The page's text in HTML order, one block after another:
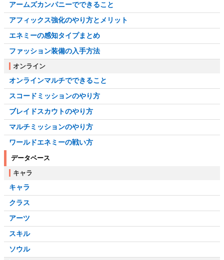
アームズカンパニーでできること
アフィックス強化のやり方とメリット
エネミーの感知タイプまとめ
ファッション装備の入手方法
オンライン
オンラインマルチでできること
スコードミッションのやり方
ブレイドスカウトのやり方
マルチミッションのやり方
ワールドエネミーの戦い方
データベース
キャラ
キャラ
クラス
アーツ
スキル
ソウル